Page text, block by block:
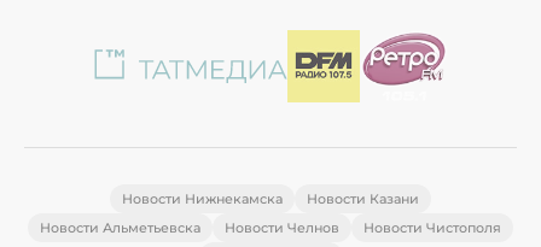
Новости Нижнекамска
Новости Казани
Новости Альметьевска
Новости Челнов
Новости Чистополя